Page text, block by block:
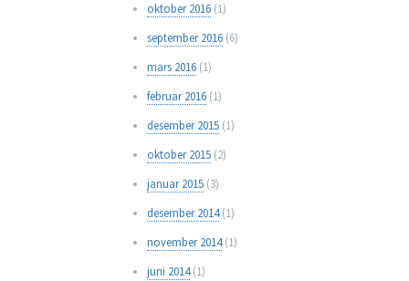
oktober 2016(1)
september 2016(6)
mars 2016(1)
februar 2016(1)
desember 2015(1)
oktober 2015(2)
januar 2015(3)
desember 2014(1)
november 2014(1)
juni 2014(1)